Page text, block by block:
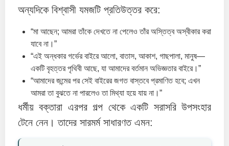
অন্যদিকে বিশ্বাসী যমজটি প্রতিউত্তর করে:
“মা আছেন; আমরা তাঁকে দেখতে না পেলেও তাঁর অস্তিত্ব অস্বীকার করা
যাবে না।”
“এই অন্ধকার গর্ভের বাইরে আলো, বাতাস, আকাশ, গাছপালা, মানুষ—
একটি বৃহত্তর পৃথিবী আছে, যা আমাদের বর্তমান অভিজ্ঞতার বাইরে।”
“আমাদের জন্মের পর সেই বাইরের জগত বাস্তবে প্রমাণিত হবে; এখন
আমরা তা বুঝতে না পারলেও তা মিথ্যা হয়ে যায় না।”
ধর্মীয় বক্তারা এরপর গল্প থেকে একটি সরাসরি উপসংহার
টেনে নেন। তাদের সারমর্ম সাধারণত এমন: